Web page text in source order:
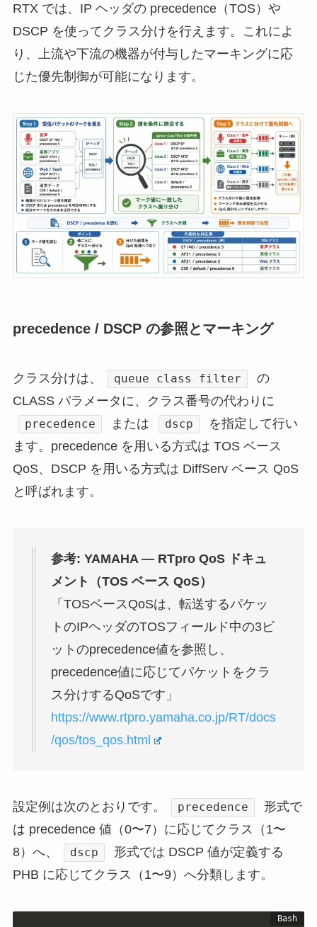
RTX では、IP ヘッダの precedence（TOS）や
DSCP を使ってクラス分けを行えます。これによ
り、上流や下流の機器が付与したマーキングに応
じた優先制御が可能になります。
precedence / DSCP の参照とマーキング
クラス分けは、 queue class filter
の
CLASS パラメータに、クラス番号の代わりに
precedence または dscp
を指定して行い
ます。precedence を用いる方式は TOS ベース
QoS、DSCP を用いる方式は DiffServ ベース QoS
と呼ばれます。
参考: YAMAHA — RTpro QoS ドキュ
メント（TOS ベース QoS）
「TOSベースQoSは、転送するパケッ
トのIPヘッダのTOSフィールド中の3ビ
ットのprecedence値を参照し、
precedence値に応じてパケットをクラ
ス分けするQoSです」
https://www.rtpro.yamaha.co.jp/RT/docs
/qos/tos_qos.html
設定例は次のとおりです。 precedence
形式で
は precedence 値（0〜7）に応じてクラス（1〜
8）へ、
dscp
形式では DSCP 値が定義する
PHB に応じてクラス（1〜9）へ分類します。